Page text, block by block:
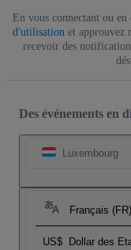
En vous connectant ou
d'utilisation et approuvez
recevoir des
Des événements en
Luxembourg
Français (FR)
US$ Dollar des